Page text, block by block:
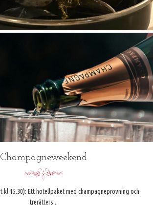
Champagneweekend
kl 15.30): Ett hotellpaket med champagneprovning och
trerätters...